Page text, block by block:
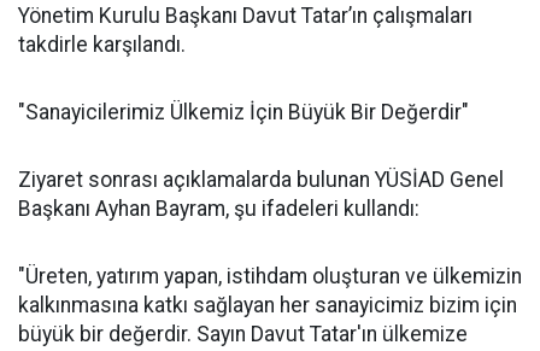
Yönetim Kurulu Başkanı Davut Tatar’ın çalışmaları
takdirle karşılandı.
"Sanayicilerimiz Ülkemiz İçin Büyük Bir Değerdir"
Ziyaret sonrası açıklamalarda bulunan YÜSİAD Genel
Başkanı Ayhan Bayram, şu ifadeleri kullandı:
"Üreten, yatırım yapan, istihdam oluşturan ve ülkemizin
kalkınmasına katkı sağlayan her sanayicimiz bizim için
büyük bir değerdir. Sayın Davut Tatar'ın ülkemize